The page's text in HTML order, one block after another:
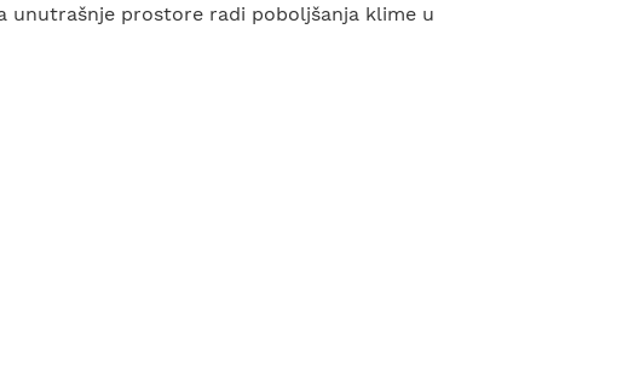
unutrašnje prostore radi poboljšanja klime u